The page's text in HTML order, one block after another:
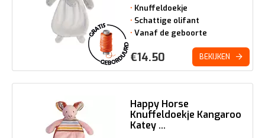
Knuffeldoekje
Schattige olifant
Vanaf de geboorte
€14.50 BEKIJKEN
Happy Horse
Knuffeldoekje Kangaroo
Katey ...